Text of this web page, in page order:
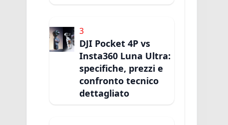
3
DJI Pocket 4P vs
Insta360 Luna Ultra:
specifiche, prezzi e
confronto tecnico
dettagliato